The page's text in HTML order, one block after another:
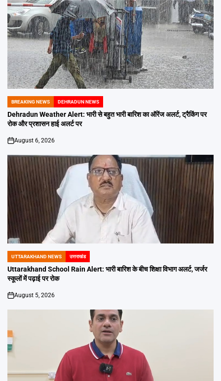
POSTED
IN
BREAKING NEWS DEHRADUN NEWS
Dehradun Weather Alert: भारी से बहुत भारी बारिश का ऑरेंज अलर्ट, ट्रैकिंग पर
रोक और प्रशासन हाई अलर्ट पर
on
August 6, 2026
POSTED
IN
UTTARAKHAND NEWS उत्तराखंड
Uttarakhand School Rain Alert: भारी बारिश के बीच शिक्षा विभाग अलर्ट, जर्जर
स्कूलों में पढ़ाई पर रोक
on
August 5, 2026